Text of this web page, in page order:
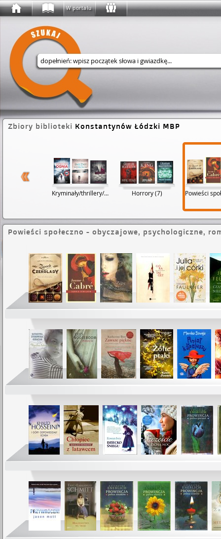
W portalu
Wyszukaj w serwisie
Zbiory biblioteki Konstantynów Łódzki MBP
Kryminały/thrillery/sensacja (39) Horrory (7)
Powieści społeczno - obyczajowe, psychologiczne,